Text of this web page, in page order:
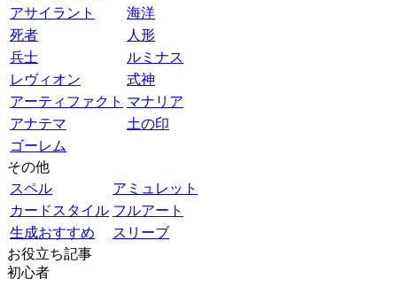
アサイラント
海洋
死者
人形
兵士
ルミナス
レヴィオン
式神
アーティファクト マナリア
アナテマ
土の印
ゴーレム
その他
スペル
アミュレット
カードスタイル フルアート
生成おすすめ
スリーブ
お役立ち記事
初心者